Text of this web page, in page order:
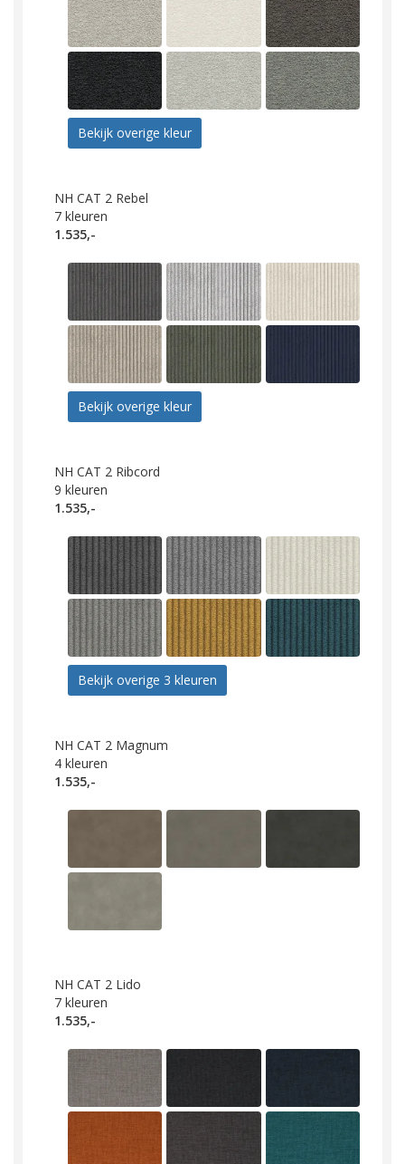
Bekijk overige kleur
NH CAT 2 Rebel
7 kleuren
1.535,-
Bekijk overige kleur
NH CAT 2 Ribcord
9 kleuren
1.535,-
Bekijk overige 3 kleuren
NH CAT 2 Magnum
4 kleuren
1.535,-
NH CAT 2 Lido
7 kleuren
1.535,-